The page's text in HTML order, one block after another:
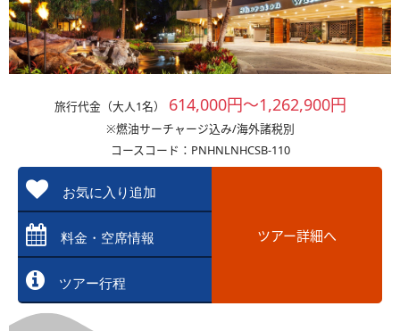
旅行代金（大人1名） 614,000円～1,262,900円
※燃油サーチャージ込み/海外諸税別
コースコード：PNHNLNHCSB-110
お気に入り追加
料金・空席情報
ツアー行程
ツアー詳細へ